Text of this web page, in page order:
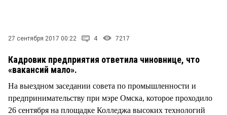
27 сентября 2017 00:22 4 7217
Кадровик предприятия ответила чиновнице, что
«вакансий мало».
На выездном заседании совета по промышленности и
предпринимательству при мэре Омска, которое проходило
26 сентября на площадке Колледжа высоких технологий